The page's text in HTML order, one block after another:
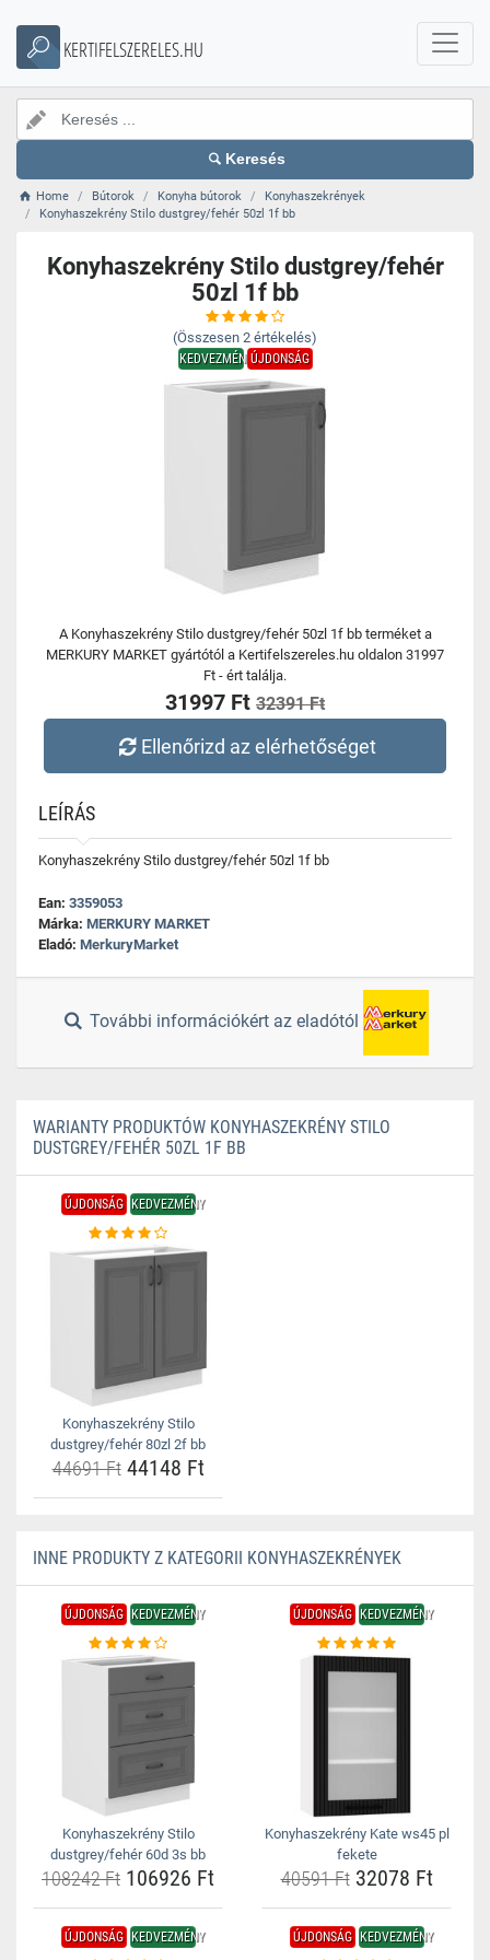
KERTIFELSZERELES.HU
Keresés
Home Bútorok Konyha bútorok
Konyhaszekrények
Konyhaszekrény Stilo dustgrey/fehér 50zl 1f bb
Konyhaszekrény Stilo dustgrey/fehér
50zl 1f bb
(Összesen 2 értékelés)
KEDVEZMÉNYÚJDONSÁG
A Konyhaszekrény Stilo dustgrey/fehér 50zl 1f bb terméket a
MERKURY MARKET gyártótól a Kertifelszereles.hu oldalon 31997
Ft - ért találja.
31997 Ft 32391 Ft
Ellenőrizd az elérhetőséget
LEÍRÁS
Konyhaszekrény Stilo dustgrey/fehér 50zl 1f bb
Ean: 3359053
Márka: MERKURY MARKET
Eladó: MerkuryMarket
További információkért az eladótól
WARIANTY PRODUKTÓW KONYHASZEKRÉNY STILO
DUSTGREY/FEHÉR 50ZL 1F BB
ÚJDONSÁG KEDVEZMÉNY
Konyhaszekrény Stilo
dustgrey/fehér 80zl 2f bb
44691 Ft44148 Ft
INNE PRODUKTY Z KATEGORII KONYHASZEKRÉNYEK
ÚJDONSÁG KEDVEZMÉNY
Konyhaszekrény Stilo
dustgrey/fehér 60d 3s bb
108242 Ft 106926 Ft
ÚJDONSÁG KEDVEZMÉNY
Konyhaszekrény Kate ws45 pl
fekete
40591 Ft32078 Ft
ÚJDONSÁG KEDVEZMÉNY ÚJDONSÁG KEDVEZMÉNY